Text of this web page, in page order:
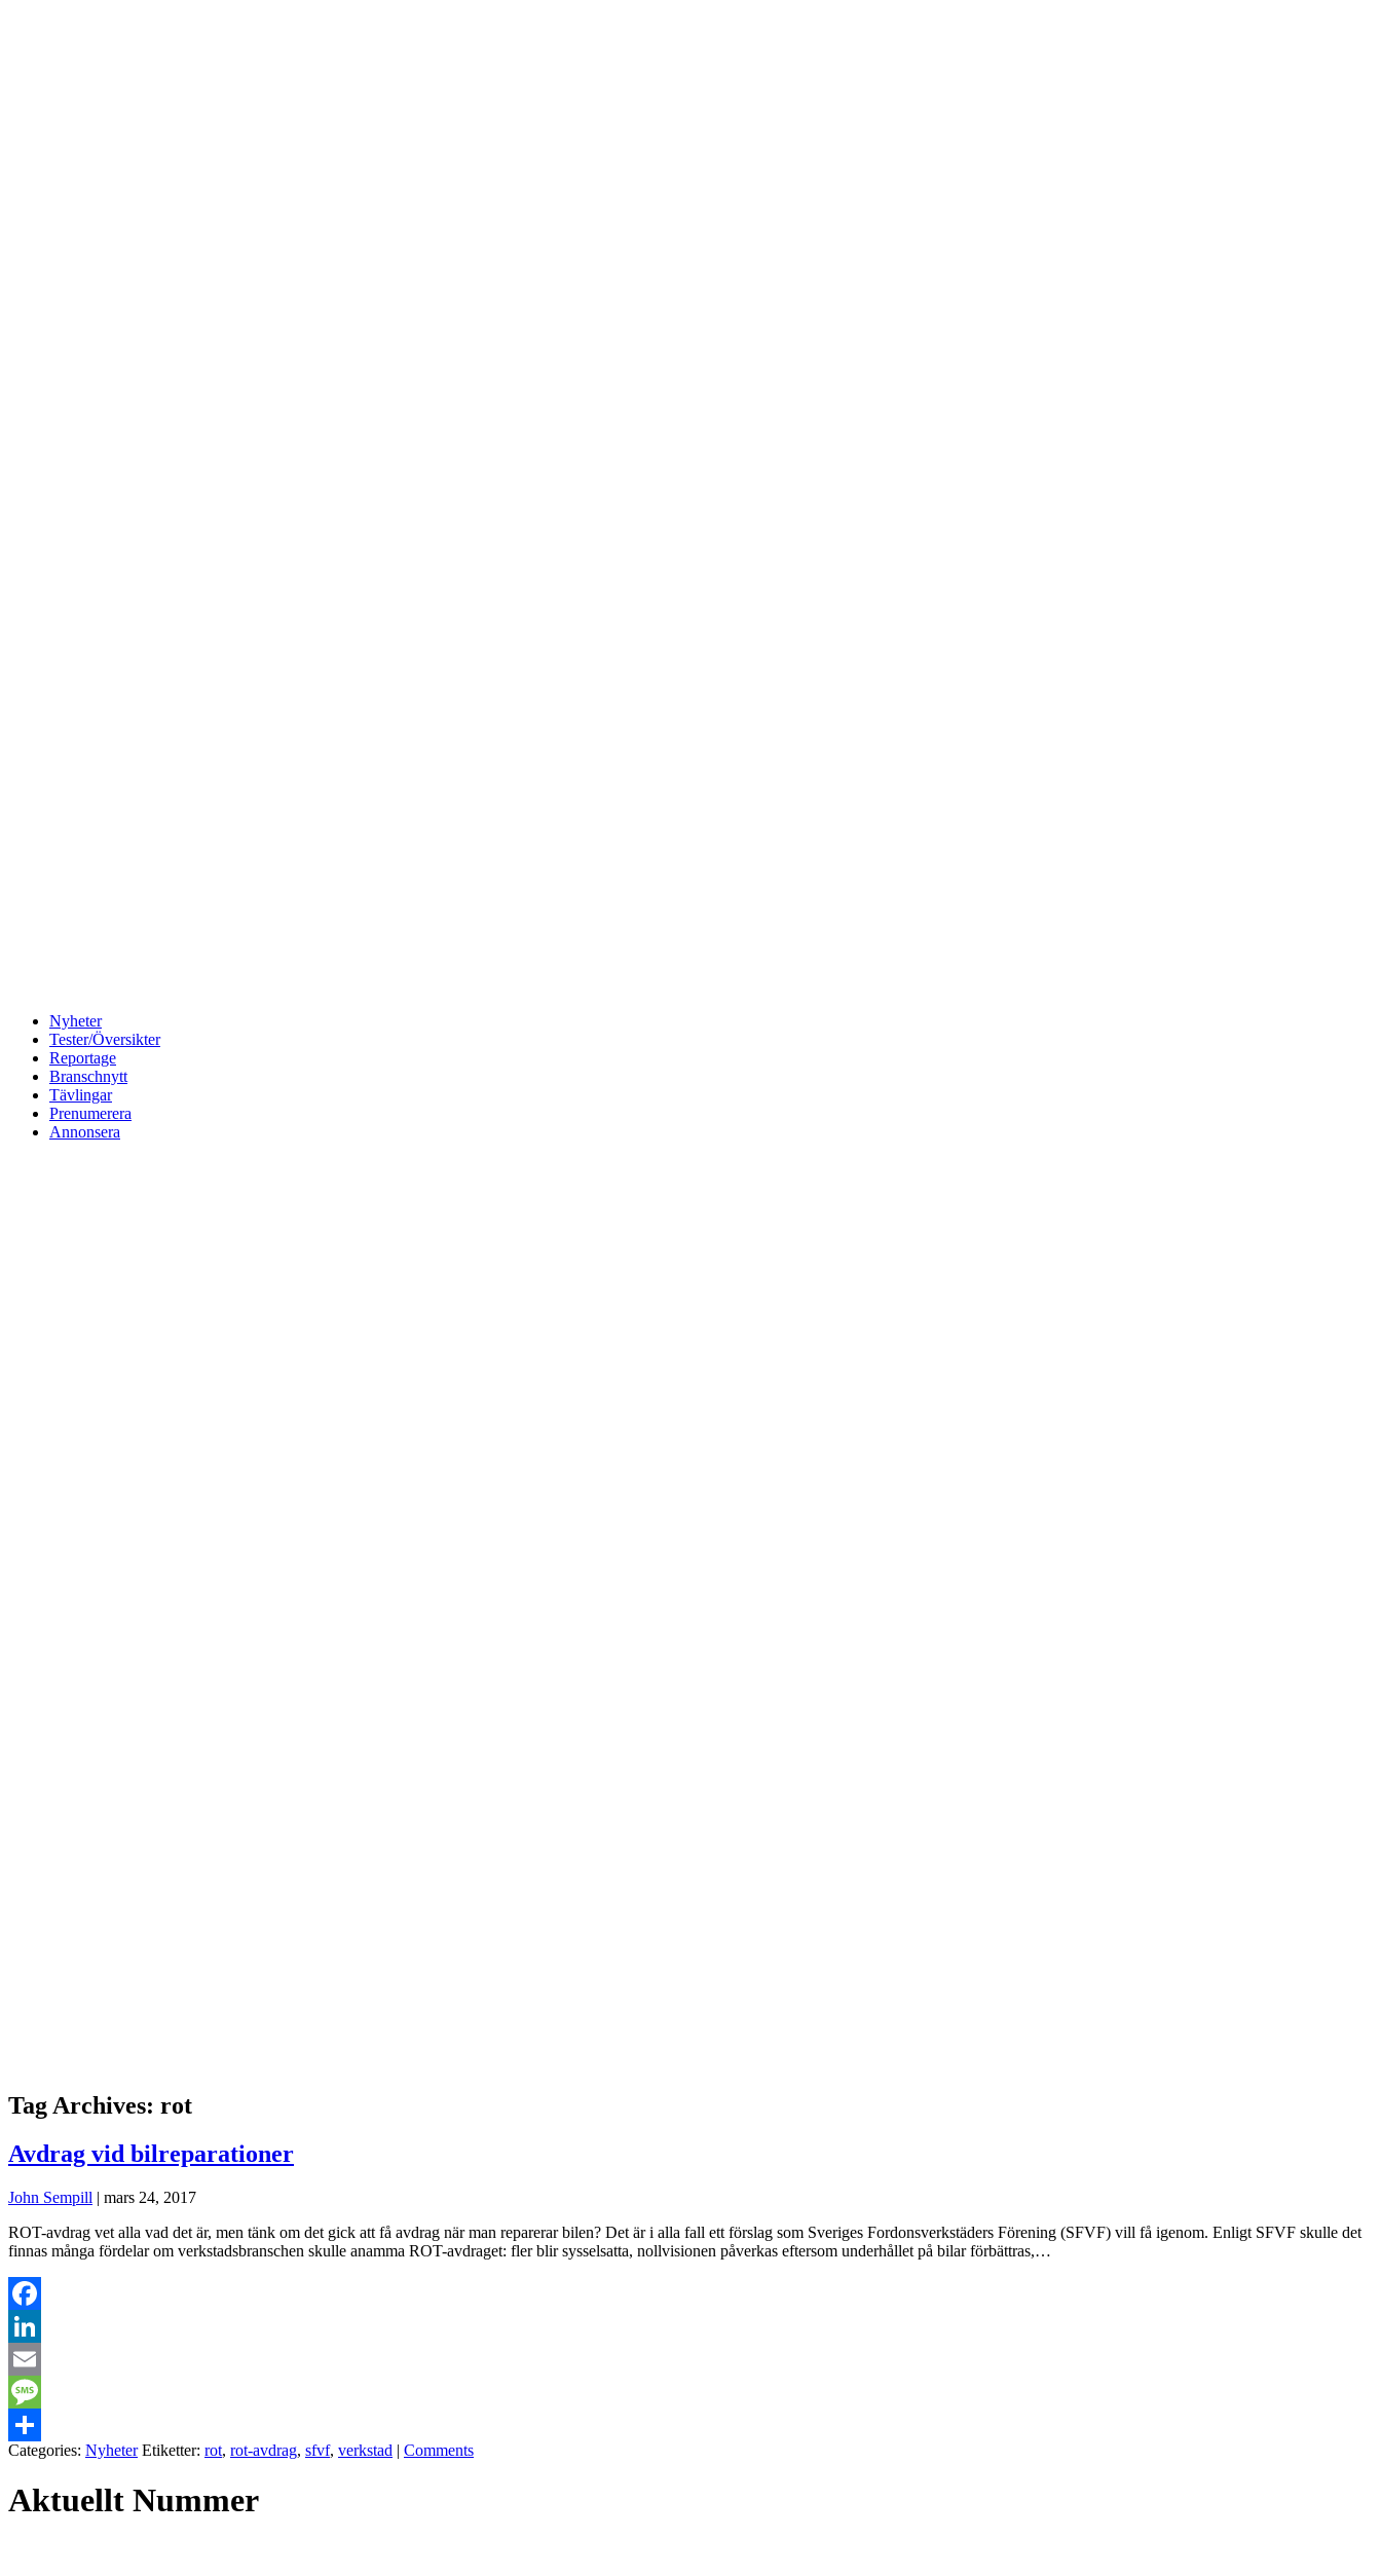
Nyheter
Tester/Översikter
Reportage
Branschnytt
Tävlingar
Prenumerera
Annonsera
Tag Archives: rot
Avdrag vid bilreparationer
John Sempill | mars 24, 2017
ROT-avdrag vet alla vad det är, men tänk om det gick att få avdrag när man reparerar bilen? Det är i alla fall ett förslag som Sveriges Fordonsverkstäders Förening (SFVF) vill få igenom. Enligt SFVF skulle det
finnas många fördelar om verkstadsbranschen skulle anamma ROT-avdraget: fler blir sysselsatta, nollvisionen påverkas eftersom underhållet på bilar förbättras,…
Facebook
LinkedIn
Email
Message
Dela
Categories: Nyheter Etiketter: rot, rot-avdrag, sfvf, verkstad | Comments
Aktuellt Nummer